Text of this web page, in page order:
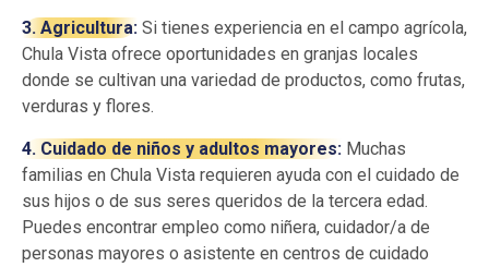
3. Agricultura: Si tienes experiencia en el campo agrícola,
Chula Vista ofrece oportunidades en granjas locales
donde se cultivan una variedad de productos, como frutas,
verduras y flores.
4. Cuidado de niños y adultos mayores: Muchas
familias en Chula Vista requieren ayuda con el cuidado de
sus hijos o de sus seres queridos de la tercera edad.
Puedes encontrar empleo como niñera, cuidador/a de
personas mayores o asistente en centros de cuidado